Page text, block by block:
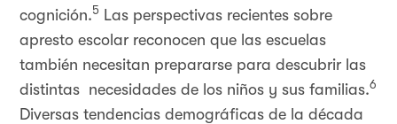
cognición.5 Las perspectivas recientes sobre
apresto escolar reconocen que las escuelas
también necesitan prepararse para descubrir las
distintas necesidades de los niños y sus familias.6
Diversas tendencias demográficas de la década